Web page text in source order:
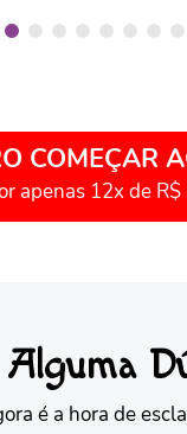
COMEÇAR
apenas 12x de
é a hora de